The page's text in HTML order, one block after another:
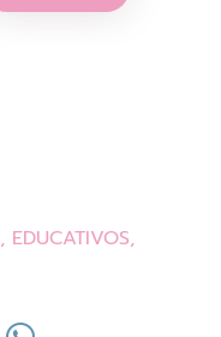
, EDUCATIVOS,